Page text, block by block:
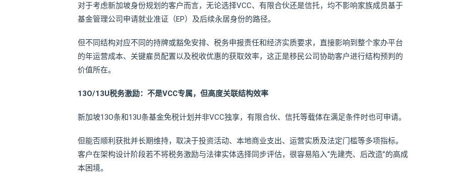
对于考虑新加坡身份规划的客户而言，无论选择VCC、有限合伙还是信托，均不影响家族成员基于
基金管理公司申请就业准证（EP）及后续永居身份的路径。
但不同结构对应不同的持牌或豁免安排、税务申报责任和经济实质要求，直接影响到整个家办平台
的年运营成本、关键雇员配置以及税收优惠的获取效率，这正是移民公司协助客户进行结构预判的
价值所在。
13O/13U税务激励：不是VCC专属，但高度关联结构效率
新加坡13O条和13U条基金免税计划并非VCC独享，有限合伙、信托等载体在满足条件时也可申请。
但能否顺利获批并长期维持，取决于投资活动、本地商业支出、运营实质及法定门槛等多项指标。
客户在架构设计阶段若不将税务激励与法律实体选择同步评估，很容易陷入“先建壳、后改造”的高成
本困境。